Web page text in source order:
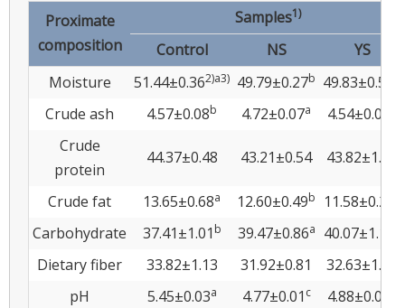
Proximate
composition
Samples1)
Control NS
YS
Moisture
51.44±0.362)a3) 49.79±0.27b 49.83±0.57
Crude ash 4.57±0.08b 4.72±0.07a 4.54±0.02
Crude
protein
44.37±0.48 43.21±0.54 43.82±1.11
Crude fat 13.65±0.68a 12.60±0.49b 11.58±0.28
Carbohydrate 37.41±1.01 b 39.47±0.86a 40.07±1.19
Dietary fiber 33.82±1.13 31.92±0.81
32.63±1.49
pH
5.45±0.03a 4.77±0.01 c 4.88±0.00